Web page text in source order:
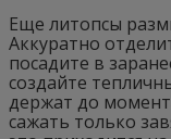
Еще литопсы
Аккуратно
посадите в
создайте
держат до
сажать только